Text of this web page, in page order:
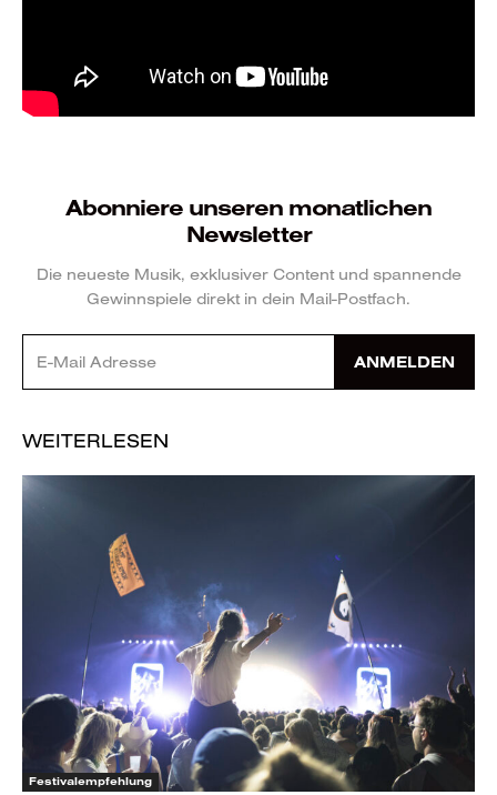
Abonniere unseren monatlichen
Newsletter
Die neueste Musik, exklusiver Content und spannende
Gewinnspiele direkt in dein Mail-Postfach.
ANMELDEN
WEITERLESEN
Festivalempfehlung